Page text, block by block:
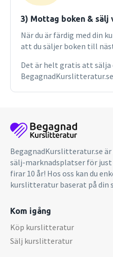
3) Mottag boken & sälj
När du är färdig med din
att du säljer boken till
Det är helt gratis att sälja
BegagnadKurslitteratur.se är
sälj-marknadsplatser för
firar 10 år! Hos oss kan du
kurslitteratur baserat på din
Kom igång
Köp kurslitteratur
Sälj kurslitteratur